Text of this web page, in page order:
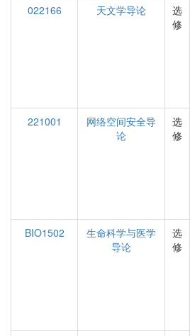
022166
天文学导论
选
修
221001
网络空间安全导
论
选
修
BIO1502
生命科学与医学
导论
选
修